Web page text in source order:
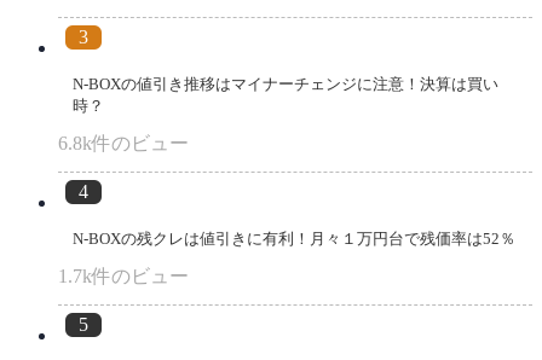
N-BOXの値引き推移はマイナーチェンジに注意！決算は買い
時？
6.8k件のビュー
N-BOXの残クレは値引きに有利！月々１万円台で残価率は52％
1.7k件のビュー